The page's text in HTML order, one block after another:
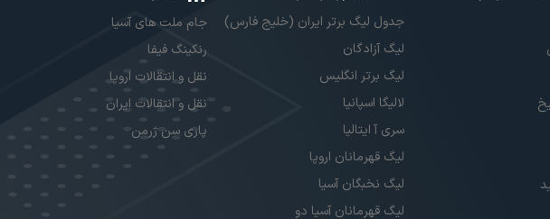
جدول لیگ برتر ایران (خلیج فارس)
لیگ آزادگان
لیگ برتر انگلیس
لالیگا اسپانیا
سری آ ایتالیا
لیگ قهرمانان اروپا
لیگ نخبگان آسیا
لیگ قهرمانان آسیا دو
جام ملت های آسیا
رنکینگ فیفا
نقل و انتقالات اروپا
نقل و انتقالات ایران
پاری سن ژرمن